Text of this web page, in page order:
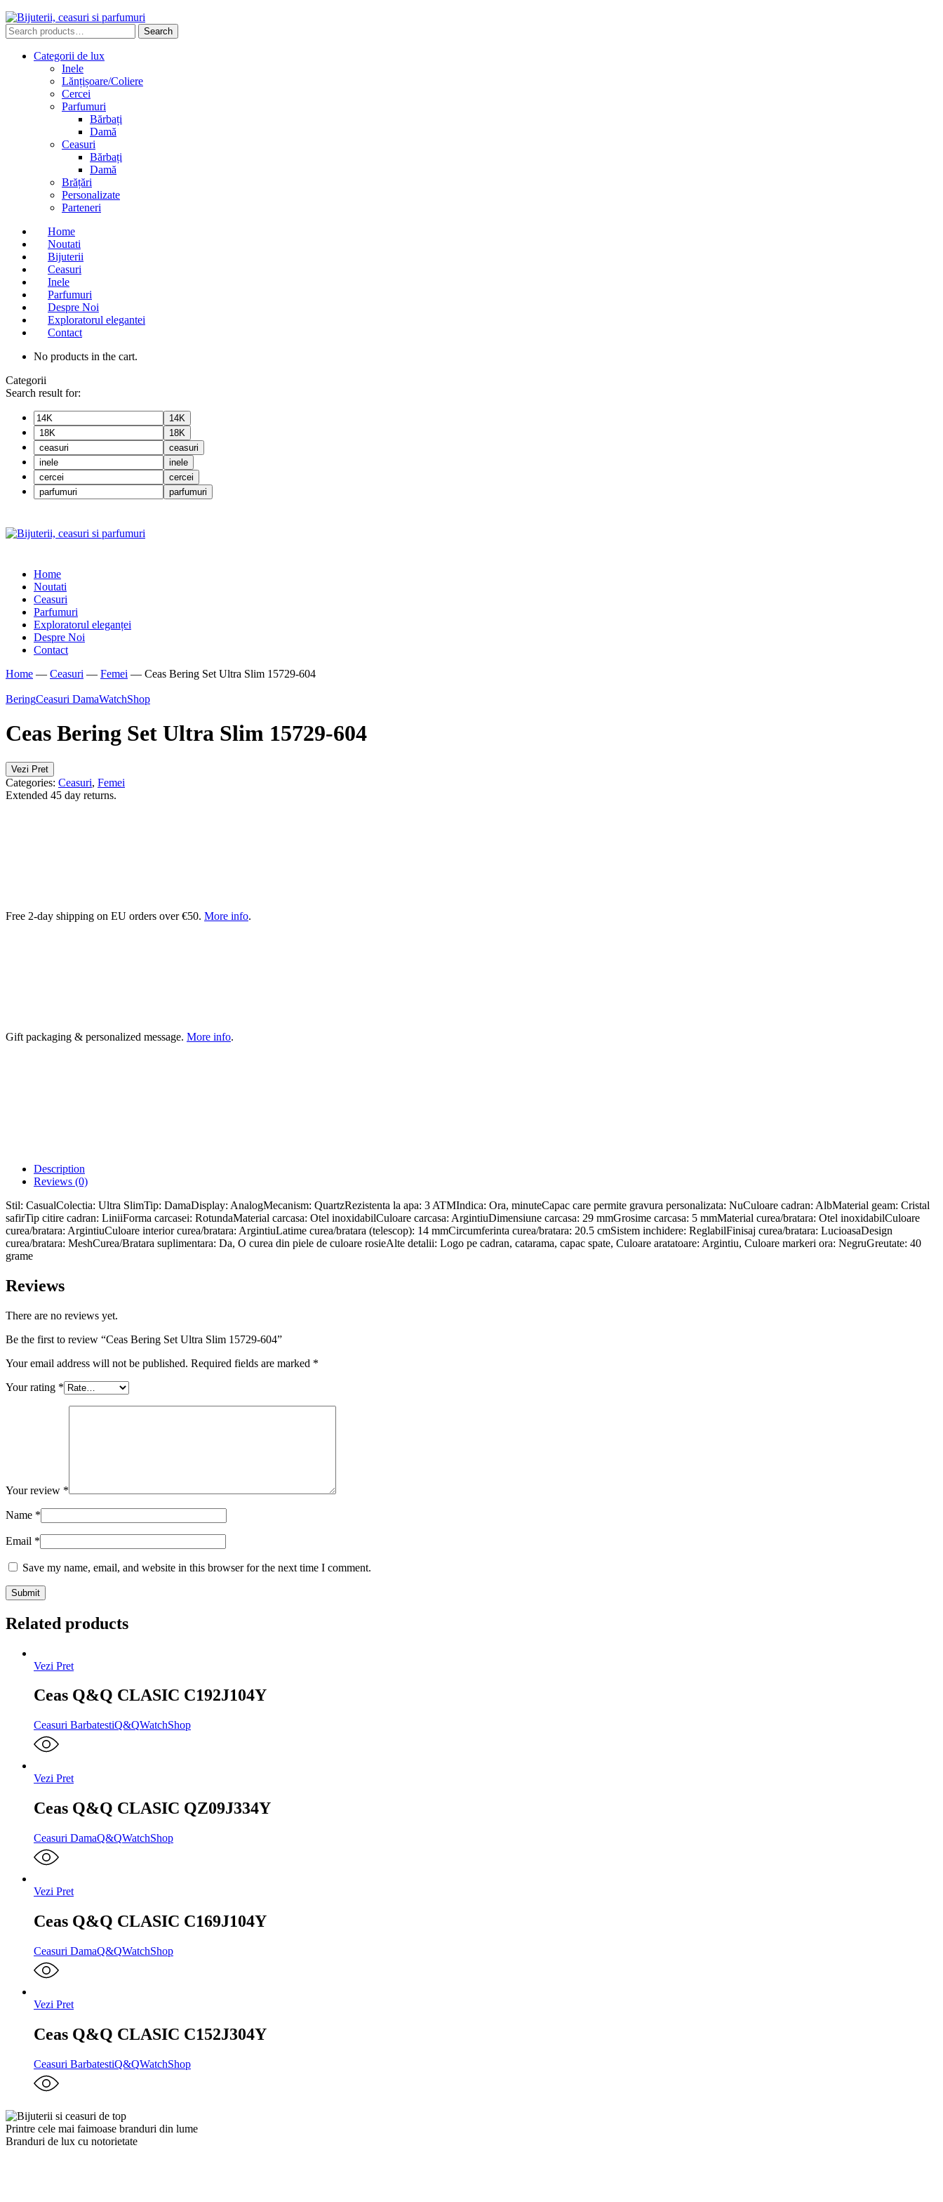
Search
for:
Search
Categorii de lux
Inele
Lănțișoare/Coliere
Cercei
Parfumuri
Bărbați
Damă
Ceasuri
Bărbați
Damă
Brățări
Personalizate
Parteneri
Home
Noutati
Bijuterii
Ceasuri
Inele
Parfumuri
Despre Noi
Exploratorul elegantei
Contact
No products in the cart.
Categorii
Search result for:
14K
18K
ceasuri
inele
cercei
parfumuri
Home
Noutati
Ceasuri
Parfumuri
Exploratorul eleganței
Despre Noi
Contact
Home — Ceasuri — Femei — Ceas Bering Set Ultra Slim 15729-604
BeringCeasuri DamaWatchShop
Ceas Bering Set Ultra Slim 15729-604
Vezi Pret
Categories: Ceasuri, Femei
Extended 45 day returns.
Free 2-day shipping on EU orders over €50. More info.
Gift packaging & personalized message. More info.
Description
Reviews (0)
Stil: CasualColectia: Ultra SlimTip: DamaDisplay: AnalogMecanism: QuartzRezistenta la apa: 3 ATMIndica: Ora, minuteCapac care permite gravura personalizata: NuCuloare cadran: AlbMaterial geam: Cristal
safirTip citire cadran: LiniiForma carcasei: RotundaMaterial carcasa: Otel inoxidabilCuloare carcasa: ArgintiuDimensiune carcasa: 29 mmGrosime carcasa: 5 mmMaterial curea/bratara: Otel inoxidabilCuloare
curea/bratara: ArgintiuCuloare interior curea/bratara: ArgintiuLatime curea/bratara (telescop): 14 mmCircumferinta curea/bratara: 20.5 cmSistem inchidere: ReglabilFinisaj curea/bratara: LucioasaDesign
curea/bratara: MeshCurea/Bratara suplimentara: Da, O curea din piele de culoare rosieAlte detalii: Logo pe cadran, catarama, capac spate, Culoare aratatoare: Argintiu, Culoare markeri ora: NegruGreutate: 40
grame
Reviews
There are no reviews yet.
Be the first to review “Ceas Bering Set Ultra Slim 15729-604”
Your email address will not be published. Required fields are marked *
Your rating *
Your review *
Name *
Email *
Save my name, email, and website in this browser for the next time I comment.
Related products
Vezi Pret
Ceas Q&Q CLASIC C192J104Y
Ceasuri BarbatestiQ&QWatchShop
Vezi Pret
Ceas Q&Q CLASIC QZ09J334Y
Ceasuri DamaQ&QWatchShop
Vezi Pret
Ceas Q&Q CLASIC C169J104Y
Ceasuri DamaQ&QWatchShop
Vezi Pret
Ceas Q&Q CLASIC C152J304Y
Ceasuri BarbatestiQ&QWatchShop
Printre cele mai faimoase branduri din lume
Branduri de lux cu notorietate